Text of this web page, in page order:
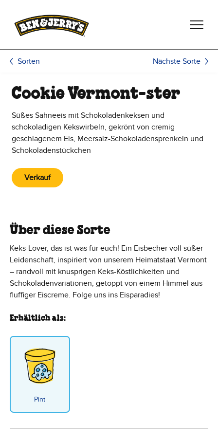
Sorten Nächste Sorte
Cookie Vermont-ster
Süßes Sahneeis mit Schokoladenkeksen und
schokoladigen Kekswirbeln, gekrönt von cremig
geschlagenem Eis, Meersalz-Schokoladensprenkeln und
Schokoladenstückchen
Verkauf
Über diese Sorte
Keks-Lover, das ist was für euch! Ein Eisbecher voll süßer
Leidenschaft, inspiriert von unserem Heimatstaat Vermont
– randvoll mit knusprigen Keks-Köstlichkeiten und
Schokoladenvariationen, getoppt von einem Himmel aus
fluffiger Eiscreme. Folge uns ins Eisparadies!
Erhältlich als:
Pint